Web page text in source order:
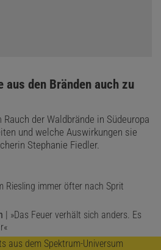
aus den Bränden auch zu
der Waldbrände in Südeuropa
und welche Auswirkungen sie
Stephanie Fiedler.
Riesling immer öfter nach Sprit
| »Das Feuer verhält sich anders. Es
aus dem Spektrum-Universum